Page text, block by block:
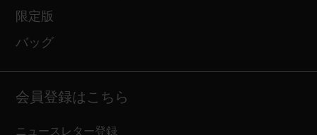
限定版
バッグ
会員登録はこちら
ニュースレター登録